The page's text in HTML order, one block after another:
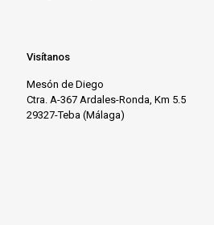
Visítanos
Mesón de Diego
Ctra. A-367 Ardales-Ronda, Km 5.5
29327-Teba (Málaga)